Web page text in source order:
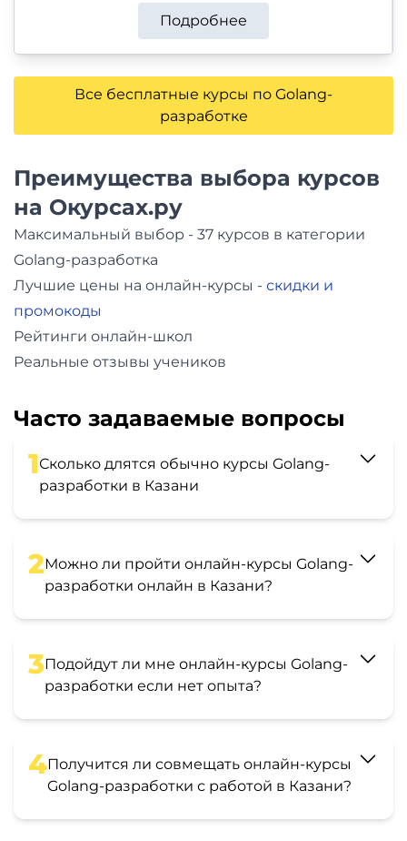
Подробнее
Все бесплатные курсы по Golang-
разработке
Преимущества выбора курсов
на Окурсах.ру
Максимальный выбор - 37 курсов в категории
Golang-разработка
Лучшие цены на онлайн-курсы - скидки и
промокоды
Рейтинги онлайн-школ
Реальные отзывы учеников
Часто задаваемые вопросы
1Сколько длятся обычно курсы Golang-
разработки в Казани
2Можно ли пройти онлайн-курсы Golang-
разработки онлайн в Казани?
3Подойдут ли мне онлайн-курсы Golang-
разработки если нет опыта?
4Получится ли совмещать онлайн-курсы
Golang-разработки с работой в Казани?